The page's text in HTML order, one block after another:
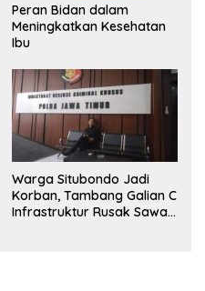
Peran Bidan dalam
Meningkatkan Kesehatan
Ibu
Warga Situbondo Jadi
Korban, Tambang Galian C
Infrastruktur Rusak Sawah